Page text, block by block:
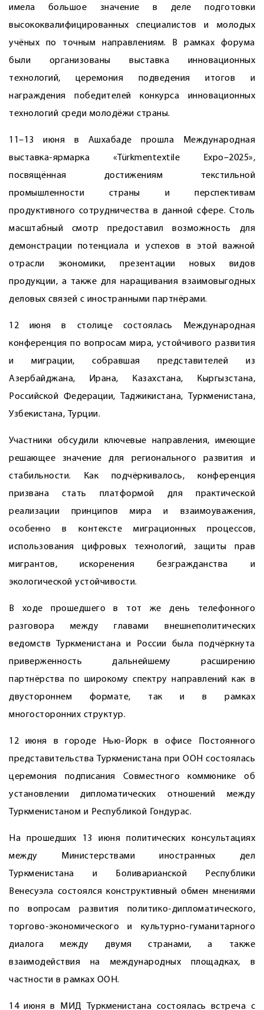
имела большое значение в деле подготовки
высококвалифицированных специалистов и молодых
учёных по точным направлениям. В рамках форума
были организованы выставка инновационных
технологий, церемония подведения итогов и
награждения победителей конкурса инновационных
технологий среди молодёжи страны.
11–13 июня в Ашхабаде прошла Международная
выставка-ярмарка «Türkmentextile Expo–2025»,
посвящённая достижениям текстильной
промышленности страны и перспективам
продуктивного сотрудничества в данной сфере. Столь
масштабный смотр предоставил возможность для
демонстрации потенциала и успехов в этой важной
отрасли экономики, презентации новых видов
продукции, а также для наращивания взаимовыгодных
деловых связей с иностранными партнёрами.
12 июня в столице состоялась Международная
конференция по вопросам мира, устойчивого развития
и миграции, собравшая представителей из
Азербайджана, Ирана, Казахстана, Кыргызстана,
Российской Федерации, Таджикистана, Туркменистана,
Узбекистана, Турции.
Участники обсудили ключевые направления, имеющие
решающее значение для регионального развития и
стабильности. Как подчёркивалось, конференция
призвана стать платформой для практической
реализации принципов мира и взаи­моуважения,
особенно в контексте миграционных процессов,
использования цифровых технологий, защиты прав
мигрантов, искоренения безгражданства и
экологической устойчивости.
В ходе прошедшего в тот же день телефонного
разговора между главами внешнеполитических
ведомств Туркменистана и России была подчёркнута
приверженность дальнейшему расширению
партнёрства по широкому спектру направлений как в
двустороннем формате, так и в рамках
многосторонних структур.
12 июня в городе Нью-Йорк в офисе Постоянного
представительства Туркменистана при ООН состоялась
церемония подписания Совместного коммюнике об
установлении дип­ломатических отношений между
Туркменистаном и Республикой Гондурас.
На прошедших 13 июня политических консультациях
между Министерствами иностранных дел
Туркменистана и Боливарианской Республики
Венесуэла состоялся конструктивный обмен мнениями
по вопросам развития политико-­дипломатического,
торгово-экономического и культурно-гуманитарного
диалога между двумя странами, а также
взаимодействия на международных площадках, в
частности в рамках ООН.
14 июня в МИД Туркменистана состоялась встреча с